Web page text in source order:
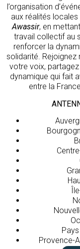
l’organisation
aux réalités locales
Awassir, en
travail collectif au
renforcer la
solidarité. Rejoignez
votre voix,
dynamique qui fait
entre la
Provence-